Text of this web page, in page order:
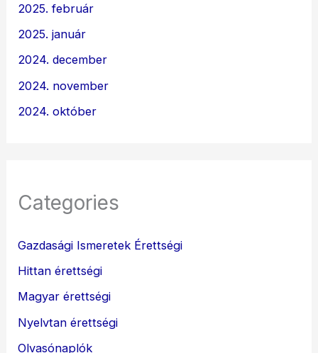
2025. február
2025. január
2024. december
2024. november
2024. október
Categories
Gazdasági Ismeretek Érettségi
Hittan érettségi
Magyar érettségi
Nyelvtan érettségi
Olvasónaplók